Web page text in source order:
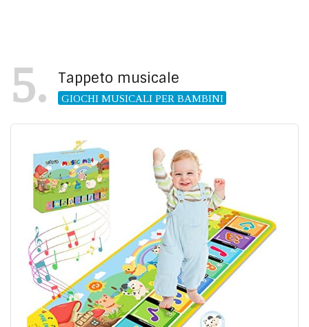
5 Tappeto musicale
GIOCHI MUSICALI PER BAMBINI